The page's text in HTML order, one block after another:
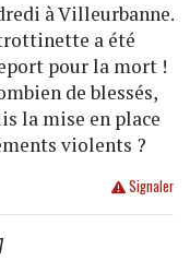
à Villeurbanne.
a été
pour la mort !
de blessés,
la mise en place
violents ?
Signaler